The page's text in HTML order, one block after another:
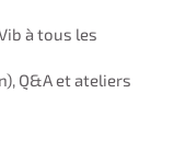
à tous les
Q&A et ateliers